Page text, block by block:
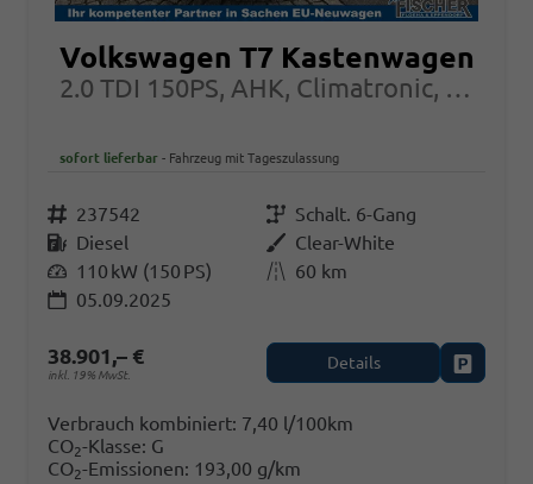
Volkswagen T7 Kastenwagen
2.0 TDI 150PS, AHK, Climatronic, Rückfahrkamera, Frontscheibe beheizbar
sofort lieferbar Fahrzeug mit Tageszulassung
Fahrzeugnr. 237542 GetriebeSchalt. 6-Gang
KraftstoffDiesel AußenfarbeClear-White
Leistung 110 kW (150 PS) Kilometerstand60 km
05.09.2025
38.901,– €
inkl. 19% MwSt.
Details
Verbrauch kombiniert: 7,40 l/100km
CO2-Klasse: G
CO2-Emissionen: 193,00 g/km